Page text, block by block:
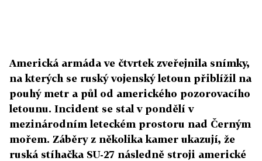
Americká armáda ve čtvrtek zveřejnila snímky,
na kterých se ruský vojenský letoun přiblížil na
pouhý metr a půl od amerického pozorovacího
letounu. Incident se stal v pondělí v
mezinárodním leteckém prostoru nad Černým
mořem. Záběry z několika kamer ukazují, že
ruská stíhačka SU-27 následně stroji americké